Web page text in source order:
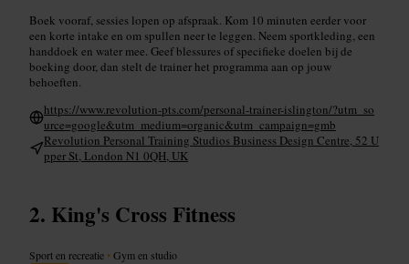
Boek vooraf, sessies lopen op afspraak. Kom 10 minuten eerder voor
een korte intake en om spullen neer te leggen. Neem sportkleding, een
handdoek en water mee. Geef blessures of specifieke doelen bij de
boeking door, dan stelt de trainer het programma aan op jouw
behoeften.
https://www.revolution-pts.com/personal-trainer-islington/?utm_so
urce=google&utm_medium=organic&utm_campaign=gmb
Revolution Personal Training Studios Business Design Centre, 52 U
pper St, London N1 0QH, UK
King's Cross Fitness
Sport en recreatie •Gym en studio